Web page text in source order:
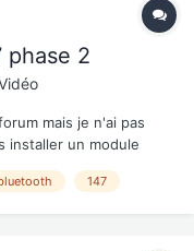
phase 2
mais je n'ai pas
installer un module
serait moyenne, et
147